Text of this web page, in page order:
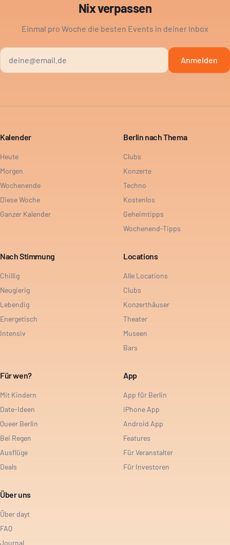
Nix verpassen
Einmal pro Woche die besten Events in deiner Inbox
Anmelden
Kalender
Heute
Morgen
Wochenende
Diese Woche
Ganzer Kalender
Berlin nach Thema
Clubs
Konzerte
Techno
Kostenlos
Geheimtipps
Wochenend-Tipps
Nach Stimmung
Chillig
Neugierig
Lebendig
Energetisch
Intensiv
Locations
Alle Locations
Clubs
Konzerthäuser
Theater
Museen
Bars
Für wen?
Mit Kindern
Date-Ideen
Queer Berlin
Bei Regen
Ausflüge
Deals
App
App für Berlin
iPhone App
Android App
Features
Für Veranstalter
Für Investoren
Über uns
Über dayt
FAQ
Journal